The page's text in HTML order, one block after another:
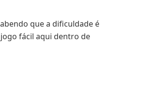
que a dificuldade é
fácil aqui dentro de